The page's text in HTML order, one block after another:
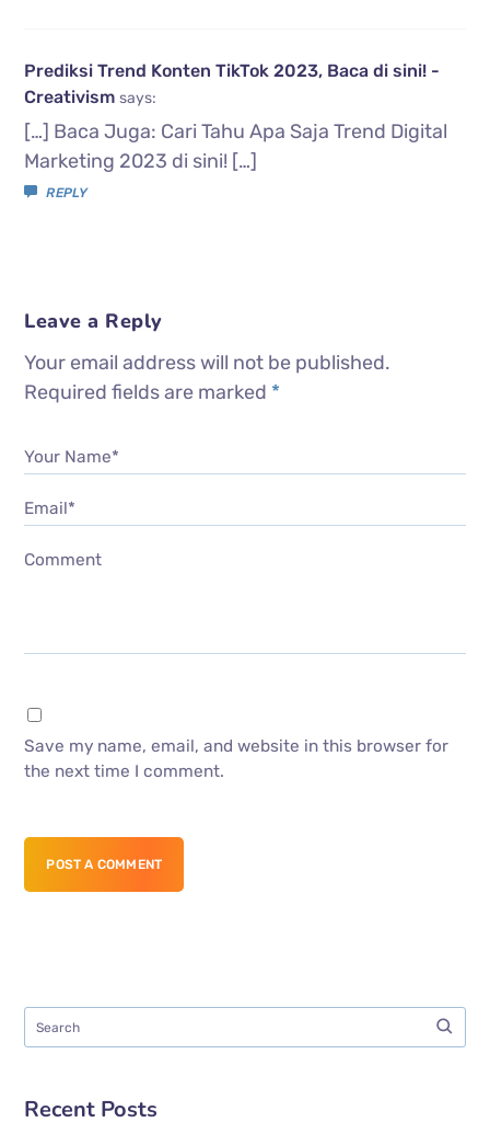
Prediksi Trend Konten TikTok 2023, Baca di sini! -
Creativism says:
[…] Baca Juga: Cari Tahu Apa Saja Trend Digital
Marketing 2023 di sini! […]
REPLY
Leave a Reply
Your email address will not be published.
Required fields are marked *
Your Name*
Email*
Comment
Save my name, email, and website in this browser for
the next time I comment.
POST A COMMENT
Recent Posts